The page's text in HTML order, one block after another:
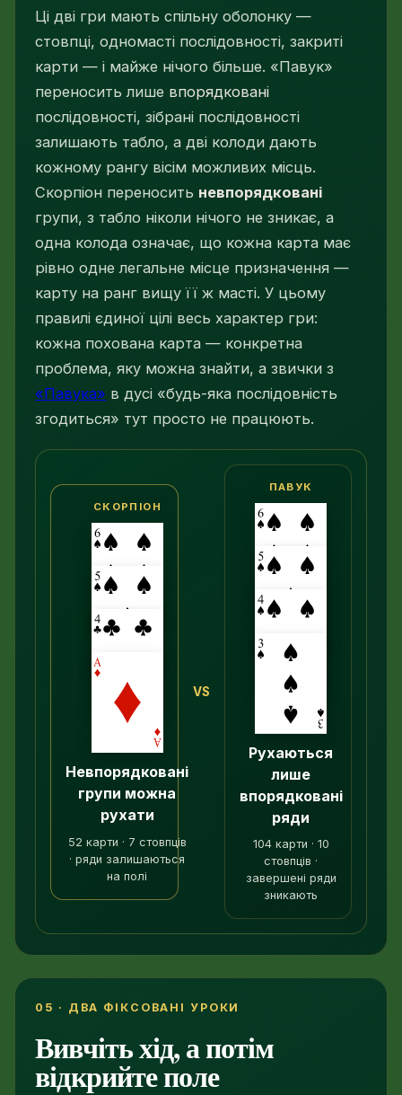
Ці дві гри мають спільну оболонку —
стовпці, одномасті послідовності, закриті
карти — і майже нічого більше. «Павук»
переносить лише впорядковані
послідовності, зібрані послідовності
залишають табло, а дві колоди дають
кожному рангу вісім можливих місць.
Скорпіон переносить невпорядковані
групи, з табло ніколи нічого не зникає, а
одна колода означає, що кожна карта має
рівно одне легальне місце призначення —
карту на ранг вищу її ж масті. У цьому
правилі єдиної цілі весь характер гри:
кожна похована карта — конкретна
проблема, яку можна знайти, а звички з
«Павука» в дусі «будь-яка послідовність
згодиться» тут просто не працюють.
СКОРПІОН
Невпорядковані
групи можна
рухати
52 карти · 7 стовпців
· ряди залишаються
на полі
VS
ПАВУК
Рухаються
лише
впорядковані
ряди
104 карти · 10
стовпців ·
завершені ряди
зникають
05 · ДВА ФІКСОВАНІ УРОКИ
Вивчіть хід, а потім
відкрийте поле